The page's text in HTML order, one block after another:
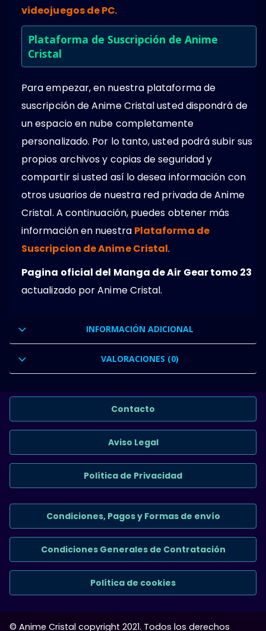
videojuegos de PC.
Plataforma de Suscripción de Anime
Cristal
Para empezar, en nuestra plataforma de
suscripción de Anime Cristal usted dispondrá de
un espacio en nube completamente
personalizado. Por lo tanto, usted podrá subir sus
propios archivos y copias de seguridad y
compartir si usted así lo desea información con
otros usuarios de nuestra red privada de Anime
Cristal. A continuación, puedes obtener más
información en nuestra Plataforma de
Suscripcion de Anime Cristal.
Pagina oficial del Manga de Air Gear tomo 23
actualizado por Anime Cristal.
INFORMACIÓN ADICIONAL
VALORACIONES (0)
Contacto
Aviso Legal
Política de Privacidad
Condiciones, Pagos y Formas de envío
Condiciones Generales de Contratación
Política de cookies
© Anime Cristal copyright 2021. Todos los derechos